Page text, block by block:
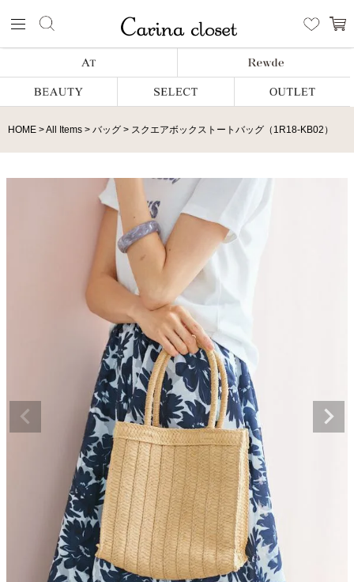
HOME All Items バッグ スクエアボックストートバッグ（1R18-KB02）